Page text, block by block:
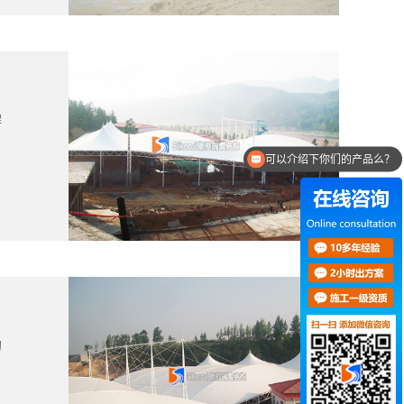
可以介绍下你们的产品么？
你们是怎么收费的呢？